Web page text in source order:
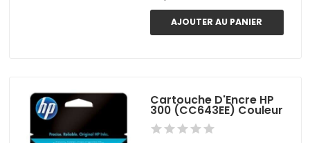
AJOUTER AU PANIER
Cartouche D'Encre HP
300 (CC643EE) Couleur